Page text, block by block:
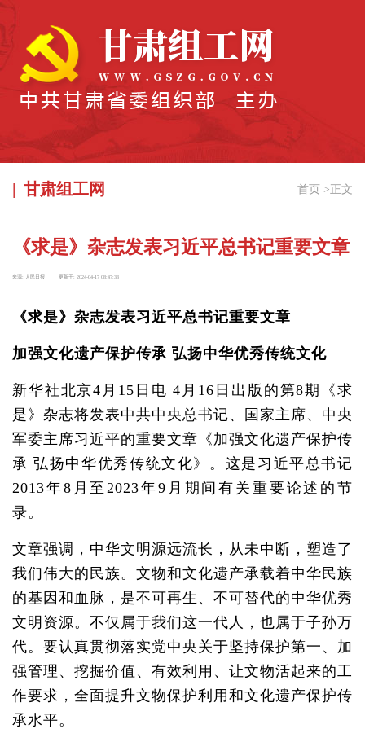
甘肃组工网 首页 > 正文
《求是》杂志发表习近平总书记重要文章
来源: 人民日报 更新于: 2024-04-17 08:47:33
《求是》杂志发表习近平总书记重要文章
加强文化遗产保护传承 弘扬中华优秀传统文化
新华社北京4月15日电 4月16日出版的第8期《求
是》杂志将发表中共中央总书记、国家主席、中央
军委主席习近平的重要文章《加强文化遗产保护传
承 弘扬中华优秀传统文化》。这是习近平总书记
2013年8月至2023年9月期间有关重要论述的节
录。
文章强调，中华文明源远流长，从未中断，塑造了
我们伟大的民族。文物和文化遗产承载着中华民族
的基因和血脉，是不可再生、不可替代的中华优秀
文明资源。不仅属于我们这一代人，也属于子孙万
代。要认真贯彻落实党中央关于坚持保护第一、加
强管理、挖掘价值、有效利用、让文物活起来的工
作要求，全面提升文物保护利用和文化遗产保护传
承水平。